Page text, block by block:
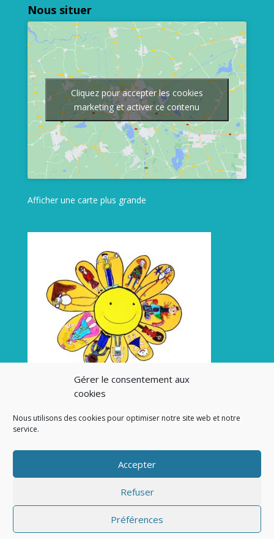
Gérer le consentement aux
cookies
Nous utilisons des cookies pour optimiser notre site web et notre
service.
Accepter
Refuser
Préférences
Nous situer
Cliquez pour accepter les cookies
marketing et activer ce contenu
Afficher une carte plus grande